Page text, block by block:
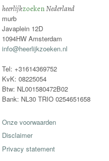
heerlijkzoekenNederland
murb
Javaplein 12D
1094HW Amsterdam
info@heerlijkzoeken.nl
Tel: +31614369752
KvK: 08225054
Btw: NL001580472B02
Bank: NL30 TRIO 0254651658
Onze voorwaarden
Disclaimer
Privacy statement